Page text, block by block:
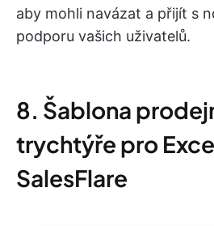
aby mohli navázat a přijít s
podporu vašich uživatelů.
8. Šablona
trychtýře pro
SalesFlare